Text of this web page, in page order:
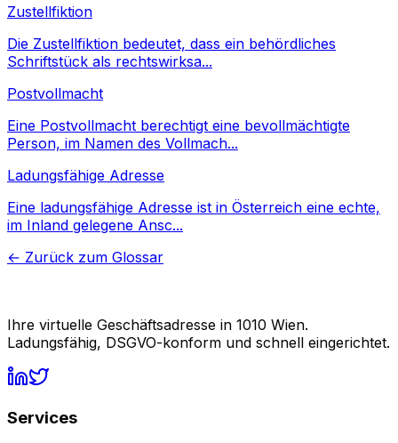
Zustellfiktion
Die Zustellfiktion bedeutet, dass ein behördliches
Schriftstück als rechtswirksa...
Postvollmacht
Eine Postvollmacht berechtigt eine bevollmächtigte
Person, im Namen des Vollmach...
Ladungsfähige Adresse
Eine ladungsfähige Adresse ist in Österreich eine echte,
im Inland gelegene Ansc...
← Zurück zum Glossar
Ihre virtuelle Geschäftsadresse in 1010 Wien.
Ladungsfähig, DSGVO-konform und schnell eingerichtet.
Services